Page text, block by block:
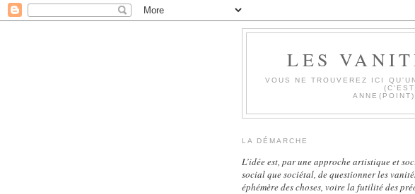
LES
VOUS NE TROUVEREZ ICI
LA DÉMARCHE
L’idée est, par une approche artistique et
social que sociétal, de questionner les
éphémère des choses, voire la futilité des